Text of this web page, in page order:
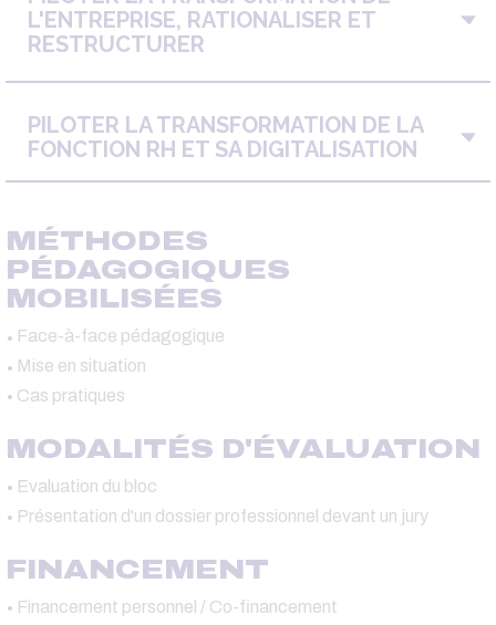
L'ENTREPRISE, RATIONALISER ET
RESTRUCTURER
PILOTER LA TRANSFORMATION DE LA
FONCTION RH ET SA DIGITALISATION
MÉTHODES
PÉDAGOGIQUES
MOBILISÉES
Face-à-face pédagogique
Mise en situation
Cas pratiques
MODALITÉS D'ÉVALUATION
Evaluation du bloc
Présentation d'un dossier professionnel devant un jury
FINANCEMENT
Financement personnel / Co-financement